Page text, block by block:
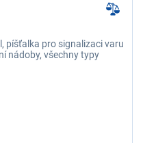
píšťalka pro signalizaci varu
nádoby, všechny typy